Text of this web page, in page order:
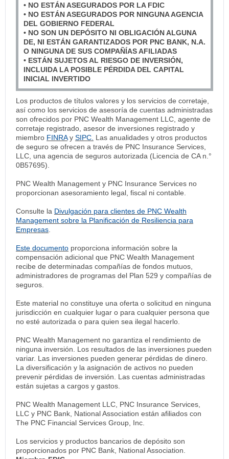
• NO ESTÁN ASEGURADOS POR LA FDIC
• NO ESTÁN ASEGURADOS POR NINGUNA AGENCIA
DEL GOBIERNO FEDERAL
• NO SON UN DEPÓSITO NI OBLIGACIÓN ALGUNA
DE, NI ESTÁN GARANTIZADOS POR PNC BANK, N.A.
O NINGUNA DE SUS COMPAÑÍAS AFILIADAS
• ESTÁN SUJETOS AL RIESGO DE INVERSIÓN,
INCLUIDA LA POSIBLE PÉRDIDA DEL CAPITAL
INICIAL INVERTIDO
Los productos de títulos valores y los servicios de corretaje,
así como los servicios de asesoría de cuentas administradas
son ofrecidos por PNC Wealth Management LLC, agente de
corretaje registrado, asesor de inversiones registrado y
miembro FINRAy SIPC. Las anualidades y otros productos
de seguro se ofrecen a través de PNC Insurance Services,
LLC, una agencia de seguros autorizada (Licencia de CA n.°
0B57695).
PNC Wealth Management y PNC Insurance Services no
proporcionan asesoramiento legal, fiscal ni contable.
Consulte la Divulgación para clientes de PNC Wealth
Management sobre la Planificación de Resiliencia para
Empresas
Este documento proporciona información sobre la
compensación adicional que PNC Wealth Management
recibe de determinadas compañías de fondos mutuos,
administradores de programas del Plan 529 y compañías de
seguros.
Este material no constituye una oferta o solicitud en ninguna
jurisdicción en cualquier lugar o para cualquier persona que
no esté autorizada o para quien sea ilegal hacerlo.
PNC Wealth Management no garantiza el rendimiento de
ninguna inversión. Los resultados de las inversiones pueden
variar. Las inversiones pueden generar pérdidas de dinero.
La diversificación y la asignación de activos no pueden
prevenir pérdidas de inversión. Las cuentas administradas
están sujetas a cargos y gastos.
PNC Wealth Management LLC, PNC Insurance Services,
LLC y PNC Bank, National Association están afiliados con
The PNC Financial Services Group, Inc.
Los servicios y productos bancarios de depósito son
proporcionados por PNC Bank, National Association.